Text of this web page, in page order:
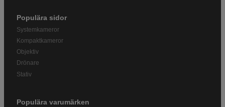
Populära sidor
Systemkameror
Kompaktkameror
Objektiv
Drönare
Stativ
Populära varumärken